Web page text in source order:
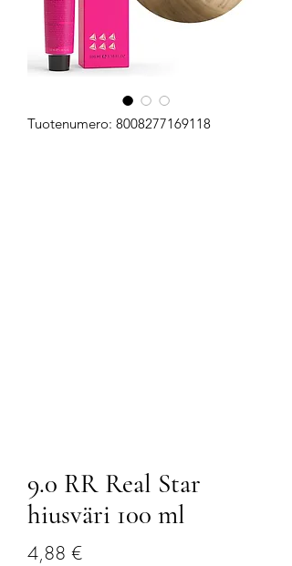
Tuotenumero: 8008277169118
9.0 RR Real Star
hiusväri 100 ml
4,88 €Hinta